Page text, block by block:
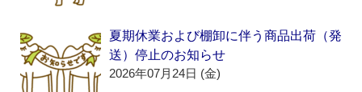
夏期休業および棚卸に伴う商品出荷（発
送）停止のお知らせ
2026年07月24日 (金)